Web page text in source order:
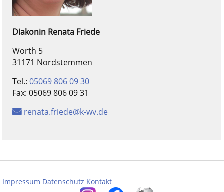
Diakonin Renata Friede
Worth 5
31171 Nordstemmen
Tel.: 05069 806 09 30
Fax: 05069 806 09 31
renata.friede@k-wv.de
Impressum Datenschutz Kontakt